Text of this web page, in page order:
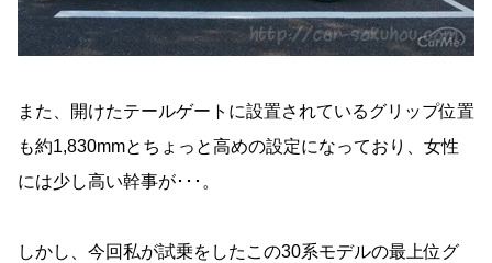
また、開けたテールゲートに設置されているグリップ位置
も約1,830mmとちょっと高めの設定になっており、女性
には少し高い幹事が･･･。
しかし、今回私が試乗をしたこの30系モデルの最上位グ